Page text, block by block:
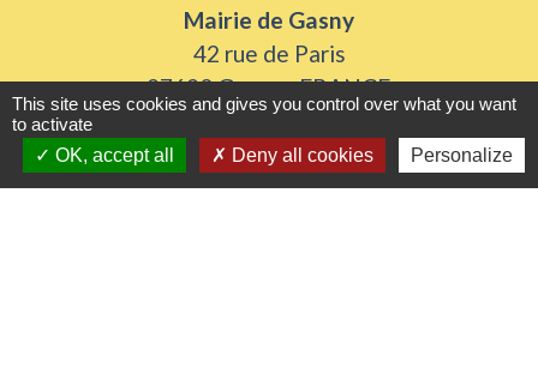
Mairie de Gasny
42 rue de Paris
27620 Gasny - FRANCE
+33 2 32 77 54 50
Contact par formulaire
This site uses cookies and gives you control over what you want
to activate
OK, accept all
Deny all cookies Personalize